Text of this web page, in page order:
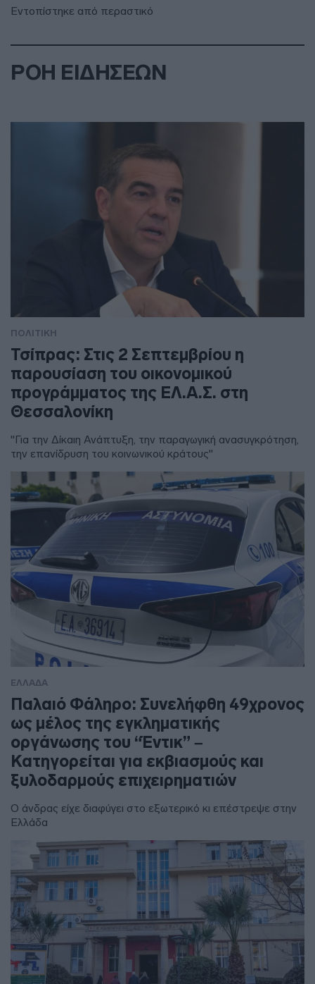
Εντοπίστηκε από περαστικό
ΡΟΗ ΕΙΔΗΣΕΩΝ
ΠΟΛΙΤΙΚΗ
Τσίπρας: Στις 2 Σεπτεμβρίου η
παρουσίαση του οικονομικού
προγράμματος της ΕΛ.Α.Σ. στη
Θεσσαλονίκη
"Για την Δίκαιη Ανάπτυξη, την παραγωγική ανασυγκρότηση,
την επανίδρυση του κοινωνικού κράτους"
ΕΛΛΑΔΑ
Παλαιό Φάληρο: Συνελήφθη 49χρονος
ως μέλος της εγκληματικής
οργάνωσης του “Έντικ” –
Κατηγορείται για εκβιασμούς και
ξυλοδαρμούς επιχειρηματιών
Ο άνδρας είχε διαφύγει στο εξωτερικό κι επέστρεψε στην
Ελλάδα